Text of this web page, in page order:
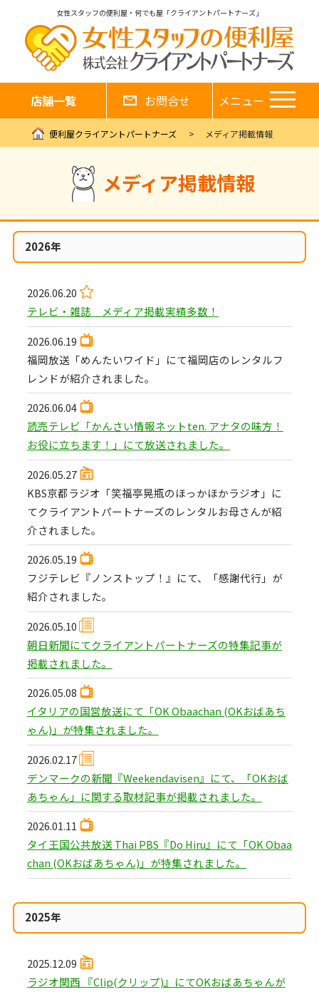
女性スタッフの便利屋・何でも屋「クライアントパートナーズ」
店舗一覧 お問合せ メニュー
便利屋クライアントパートナーズ メディア掲載情報
メディア掲載情報
2026年
2026.06.20
テレビ・雑誌 メディア掲載実績多数！
2026.06.19
福岡放送「めんたいワイド」にて福岡店のレンタルフ
レンドが紹介されました。
2026.06.04
読売テレビ「かんさい情報ネットten. アナタの味方！
お役に立ちます！」にて放送されました。
2026.05.27
KBS京都ラジオ「笑福亭晃瓶のほっかほかラジオ」に
てクライアントパートナーズのレンタルお母さんが紹
介されました。
2026.05.19
フジテレビ『ノンストップ！』にて、「感謝代行」が
紹介されました。
2026.05.10
朝日新聞にてクライアントパートナーズの特集記事が
掲載されました。
2026.05.08
イタリアの国営放送にて「OK Obaachan (OKおばあち
ゃん)」が特集されました。
2026.02.17
デンマークの新聞『Weekendavisen』にて、「OKおば
あちゃん」に関する取材記事が掲載されました。
2026.01.11
タイ王国公共放送 Thai PBS『Do Hiru』にて「OK Obaa
chan (OKおばあちゃん)」が特集されました。
2025年
2025.12.09
ラジオ関西 『Clip(クリップ)』にてOKおばあちゃんが